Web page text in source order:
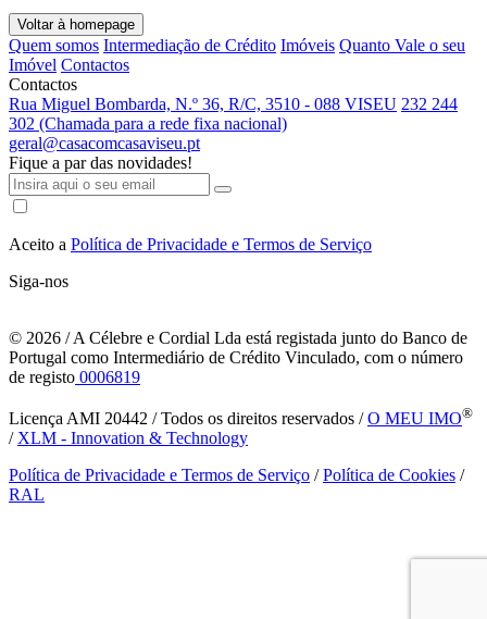
Voltar à homepage
Quem somos Intermediação de Crédito Imóveis Quanto Vale o seu
Imóvel Contactos
Contactos
Rua Miguel Bombarda, N.º 36, R/C, 3510 - 088 VISEU 232 244
302 (Chamada para a rede fixa nacional)
geral@casacomcasaviseu.pt
Fique a par das novidades!
Aceito a Política de Privacidade e Termos de Serviço
Siga-nos
© 2026 / A Célebre e Cordial Lda está registada junto do Banco de
Portugal como Intermediário de Crédito Vinculado, com o número
de registo 0006819
Licença AMI 20442 / Todos os direitos reservados /O MEU IMO®
/ XLM - Innovation & Technology
Política de Privacidade e Termos de Serviço /Política de Cookies /
RAL